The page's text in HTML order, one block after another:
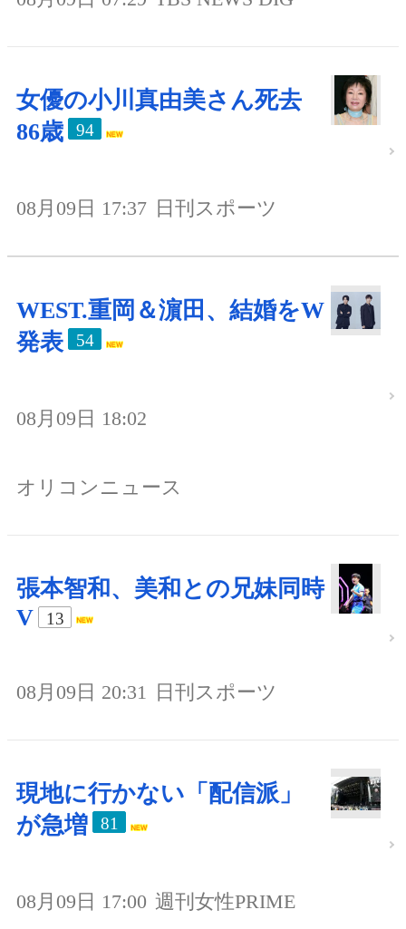
女優の小川真由美さん死去
86歳
94
08月09日 17:37 日刊スポーツ
WEST.重岡＆濵田、結婚をW
発表
54
08月09日 18:02
オリコンニュース
張本智和、美和との兄妹同時
V
13
08月09日 20:31 日刊スポーツ
現地に行かない「配信派」
が急増
81
08月09日 17:00 週刊女性PRIME